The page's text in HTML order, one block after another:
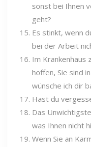
sonst bei Ihnen
geht?
Es stinkt, wenn
bei der Arbeit
Im Krankenhaus
hoffen, Sie sind
wünsche ich dir
Hast du
Das
was Ihnen nicht
Wenn Sie an